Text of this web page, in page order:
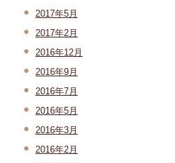
2017年5月
2017年2月
2016年12月
2016年9月
2016年7月
2016年5月
2016年3月
2016年2月